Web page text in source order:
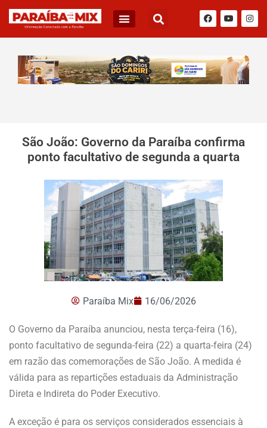
São João: Governo da Paraíba confirma
ponto facultativo de segunda a quarta
Paraíba Mix 16/06/2026
O Governo da Paraíba anunciou, nesta terça-feira (16),
ponto facultativo de segunda-feira (22) a quarta-feira (24)
em razão das comemorações de São João. A medida é
válida para as repartições estaduais da Administração
Direta e Indireta do Poder Executivo.
A exceção é para os serviços considerados essenciais à